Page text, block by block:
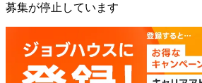
募集が停止しています